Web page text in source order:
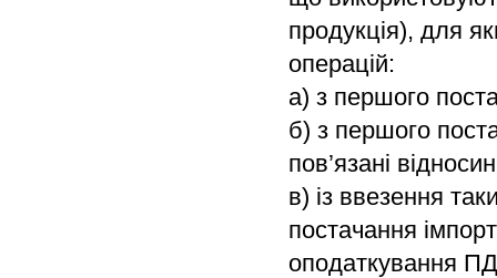
продукція), для
операцій:
а) з першого
б) з першого
пов’язані
в) із ввезення
постачання
оподаткування